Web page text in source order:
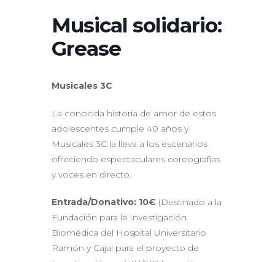
Musical solidario:
Grease
Musicales 3C
La conocida historia de amor de estos
adolescentes cumple 40 años y
Musicales 3C la lleva a los escenarios
ofreciendo espectaculares coreografías
y voces en directo.
Entrada/Donativo: 10€ (Destinado a la
Fundación para la Investigación
Biomédica del Hospital Universitario
Ramón y Cajal para el proyecto de